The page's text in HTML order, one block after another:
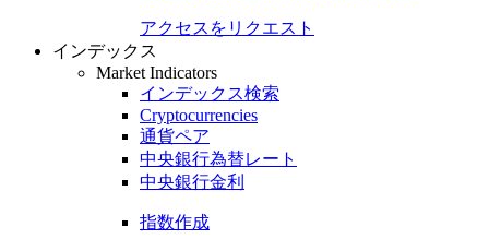
アクセスをリクエスト
インデックス
Market Indicators
インデックス検索
Cryptocurrencies
通貨ペア
中央銀行為替レート
中央銀行金利
指数作成